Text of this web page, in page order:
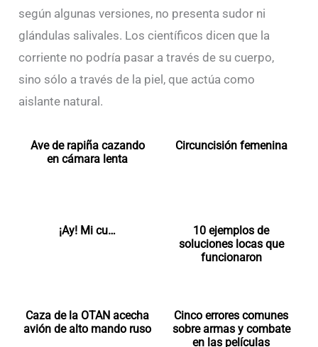
según algunas versiones, no presenta sudor ni
glándulas salivales. Los científicos dicen que la
corriente no podría pasar a través de su cuerpo,
sino sólo a través de la piel, que actúa como
aislante natural.
Ave de rapiña cazando
en cámara lenta
Circuncisión femenina
¡Ay! Mi cu…
10 ejemplos de
soluciones locas que
funcionaron
Caza de la OTAN acecha
avión de alto mando ruso
Cinco errores comunes
sobre armas y combate
en las películas